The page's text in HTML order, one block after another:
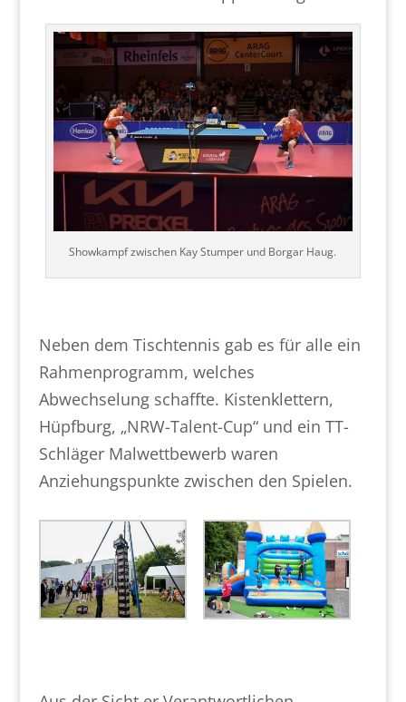
Showkampf zwischen Kay Stumper und Borgar Haug.
Neben dem Tischtennis gab es für alle ein
Rahmenprogramm, welches
Abwechselung schaffte. Kistenklettern,
Hüpfburg, „NRW-Talent-Cup“ und ein TT-
Schläger Malwettbewerb waren
Anziehungspunkte zwischen den Spielen.